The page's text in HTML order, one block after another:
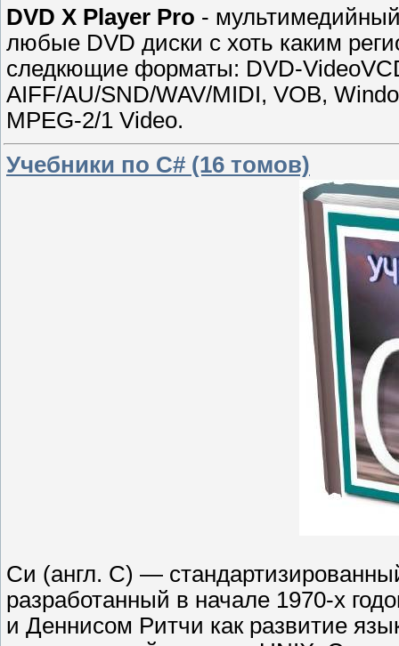
DVD X Player Pro -
любые DVD диски с хоть каким
следкющие форматы: DVD-
AIFF/AU/SND/WAV/MIDI, VOB,
MPEG-2/1 Video.
Учебники по C# (16 томов)
Си (англ. C) —
разработанный в начале 1970-х
и Деннисом Ритчи как развитие